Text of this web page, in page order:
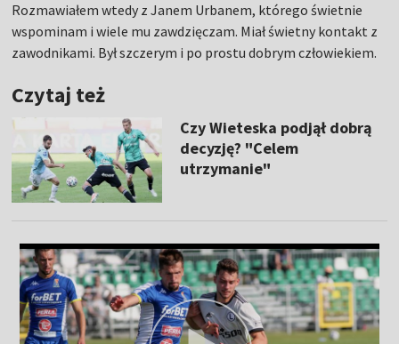
Rozmawiałem wtedy z Janem Urbanem, którego świetnie
wspominam i wiele mu zawdzięczam. Miał świetny kontakt z
zawodnikami. Był szczerym i po prostu dobrym człowiekiem.
Czytaj też
Czy Wieteska podjął dobrą
decyzję? "Celem
utrzymanie"